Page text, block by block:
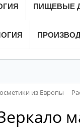
ПИЩЕВЫЕ
из Европы